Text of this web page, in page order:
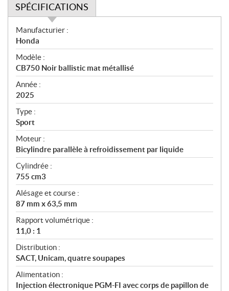
SPÉCIFICATIONS
S
p
é
c
i
f
i
c
a
t
i
o
n
s
Manufacturier :
Honda
Modèle :
CB750 Noir ballistic mat métallisé
Année :
2025
Type :
Sport
Moteur :
Bicylindre parallèle à refroidissement par liquide
Cylindrée :
755 cm3
Alésage et course :
87 mm x 63,5 mm
Rapport volumétrique :
11,0 : 1
Distribution :
SACT, Unicam, quatre soupapes
Alimentation :
Injection électronique PGM-FI avec corps de papillon de